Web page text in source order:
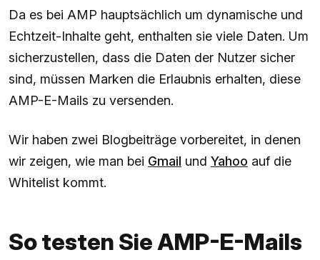
Da es bei AMP hauptsächlich um dynamische und
Echtzeit-Inhalte geht, enthalten sie viele Daten. Um
sicherzustellen, dass die Daten der Nutzer sicher
sind, müssen Marken die Erlaubnis erhalten, diese
AMP-E-Mails zu versenden.
Wir haben zwei Blogbeiträge vorbereitet, in denen
wir zeigen, wie man bei Gmail und Yahoo auf die
Whitelist kommt.
So testen Sie AMP-E-Mails